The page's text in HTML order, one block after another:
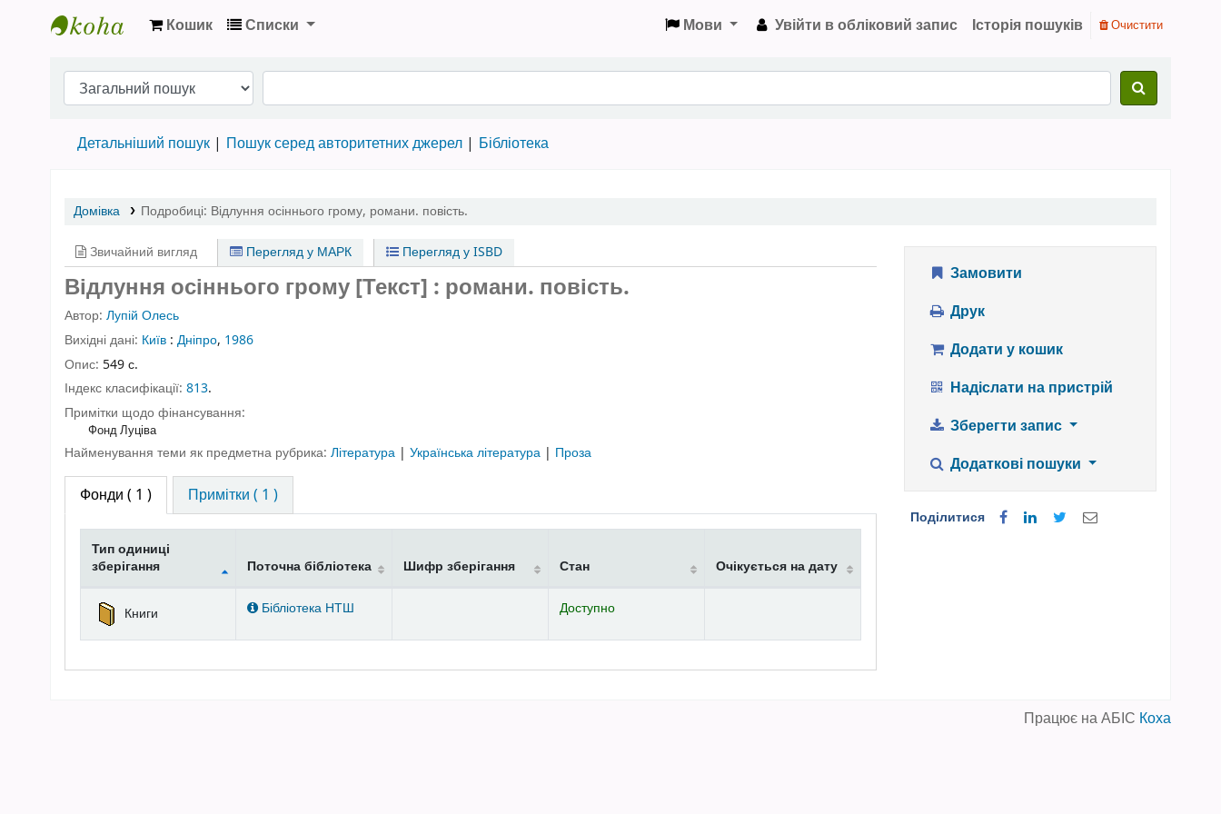
Кошик Списки Мови Увійти в обліковий запис Історія пошуків Очистити
Детальніший пошук Пошук серед авторитетних джерел Бібліотека
Домівка Подробиці: Відлуння осіннього грому, романи. повість.
Звичайний вигляд Перегляд у МАРК Перегляд у ISBD
Відлуння осіннього грому [Текст] : романи. повість.
Автор: Лупій Олесь
Вихідні дані: Київ : Дніпро, 1986
Опис: 549 с.
Індекс класифікації: 813.
Примітки щодо фінансування:
Фонд Луціва
Найменування теми як предметна рубрика: Література | Українська література | Проза
Фонди ( 1 ) Примітки ( 1 )
Фонди
Тип одиниці
зберігання
Поточна бібліотека Шифр зберігання Стан Очікується на дату
Книги Бібліотека НТШ Доступно
Замовити
Друк
Додати у кошик
Надіслати на пристрій
Зберегти запис
Додаткові пошуки
Поділитися
Працює на АБІС Коха